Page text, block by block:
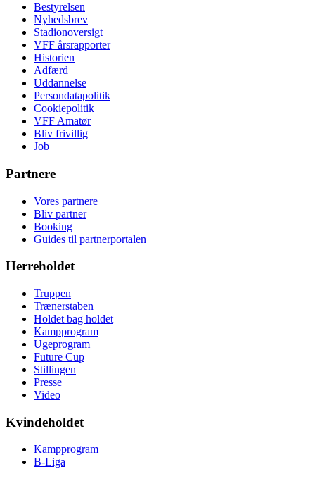
Bestyrelsen
Nyhedsbrev
Stadionoversigt
VFF årsrapporter
Historien
Adfærd
Uddannelse
Persondatapolitik
Cookiepolitik
VFF Amatør
Bliv frivillig
Job
Partnere
Vores partnere
Bliv partner
Booking
Guides til partnerportalen
Herreholdet
Truppen
Trænerstaben
Holdet bag holdet
Kampprogram
Ugeprogram
Future Cup
Stillingen
Presse
Video
Kvindeholdet
Kampprogram
B-Liga